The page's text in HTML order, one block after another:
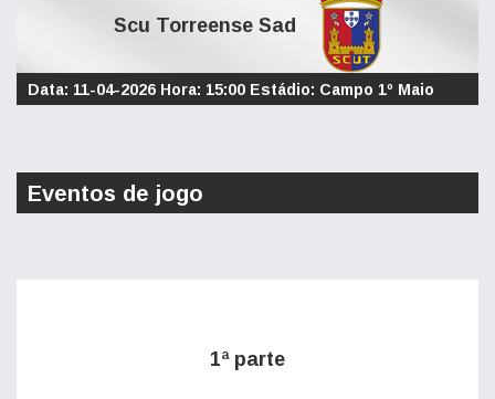
Scu Torreense Sad
Data: 11-04-2026 Hora: 15:00 Estádio: Campo 1º Maio
Eventos de jogo
1ª parte